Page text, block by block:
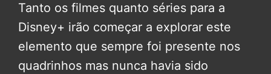
Tanto os filmes quanto séries para a
Disney+ irão começar a explorar este
elemento que sempre foi presente nos
quadrinhos mas nunca havia sido